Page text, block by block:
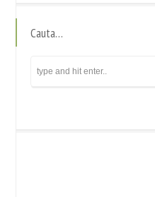
Cauta…